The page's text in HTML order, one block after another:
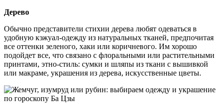
Дерево
Обычно представители стихии дерева любят одеваться в
удобную кэжуал-одежду из натуральных тканей, предпочитая
все оттенки зеленого, хаки или коричневого. Им хорошо
подойдет все, что связано с флоральными или растительными
принтами, этно-стиль: сумки и шляпы из ткани с вышивкой
или макраме, украшения из дерева, искусственные цветы.